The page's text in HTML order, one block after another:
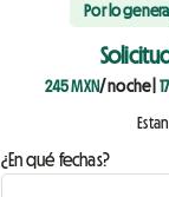
Por lo
245 MXN/ noche|
¿En qué fechas?